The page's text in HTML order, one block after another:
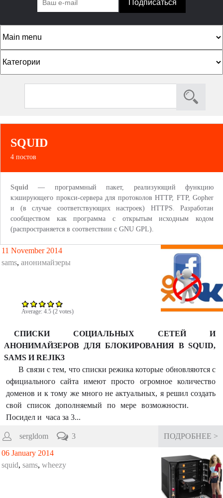
К
о
a
r
c
h
SQUID
4 постов
Squid — программный пакет, реализующий функцию
кэширующего прокси-сервера для протоколов HTTP, FTP, Gopher
и (в случае соответствующих настроек) HTTPS. Разработан
сообществом как программа с открытым исходным кодом
(распространяется в соответствии с GNU GPL).
11 November 2014
sams, анонимайзеры
Average: 4.5 (2 votes)
СПИСКИ СОЦИАЛЬНЫХ СЕТЕЙ И
АНОНИМАЙЗЕРОВ ДЛЯ БЛОКИРОВАНИЯ В SQUID,
SAMS И REJIK3
В связи с тем, что списки режика которые обновляются с
официального сайта имеют просто огромное количество
доменов и к тому же много не актуальных, я решил создать
свой список дополняемый по мере возможности.
Посидел и часа за 3...
sergldom ПОДРОБНЕЕ >
3
06 January 2014
squid, sams, wheezy